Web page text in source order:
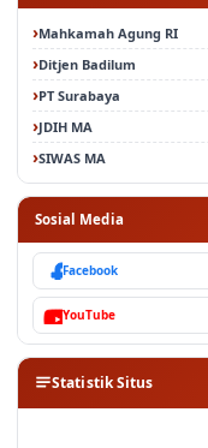
Mahkamah Agung RI
Ditjen Badilum
PT Surabaya
JDIH MA
SIWAS MA
Sosial Media
Facebook
YouTube
Statistik Situs